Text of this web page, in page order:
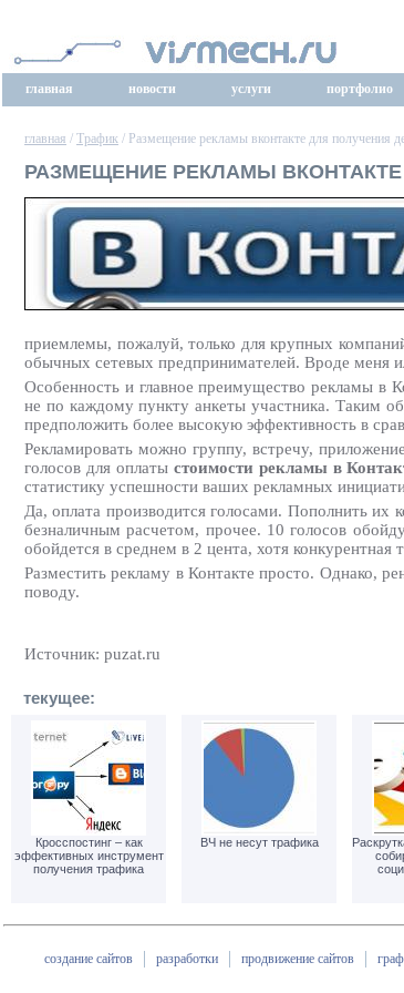
главная новости услуги портфолио
главная / Трафик / Размещение рекламы вконтакте для получения
РАЗМЕЩЕНИЕ РЕКЛАМЫ
приемлемы, пожалуй, только для крупных
обычных сетевых предпринимателей. Вроде меня
Особенность и главное преимущество рекламы в
не по каждому пункту анкеты участника. Таким
предположить более высокую эффективность в
Рекламировать можно группу, встречу,
голосов для оплаты стоимости рекламы в
статистику успешности ваших рекламных
Да, оплата производится голосами. Пополнить
безналичным расчетом, прочее. 10 голосов
обойдется в среднем в 2 цента, хотя конкурентная
Разместить рекламу в Контакте просто. Однако,
поводу.
Источник: puzat.ru
текущее:
Кросспостинг – как
эффективных инструмент
получения трафика
ВЧ не несут трафика
создание сайтов разработки продвижение сайтов